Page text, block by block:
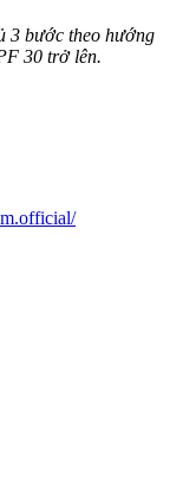
3 bước theo hướng
30 trở lên.